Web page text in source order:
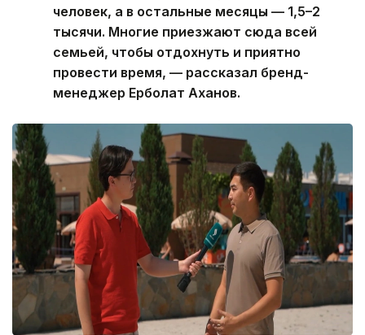
человек, а в остальные месяцы — 1,5–2
тысячи. Многие приезжают сюда всей
семьей, чтобы отдохнуть и приятно
провести время, — рассказал бренд-
менеджер Ерболат Аханов.